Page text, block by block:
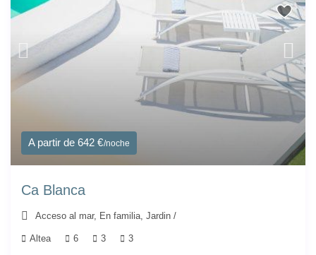
A partir de 642 €/noche
Ca Blanca
Acceso al mar, En familia,Jardin /
Altea 6 3 3